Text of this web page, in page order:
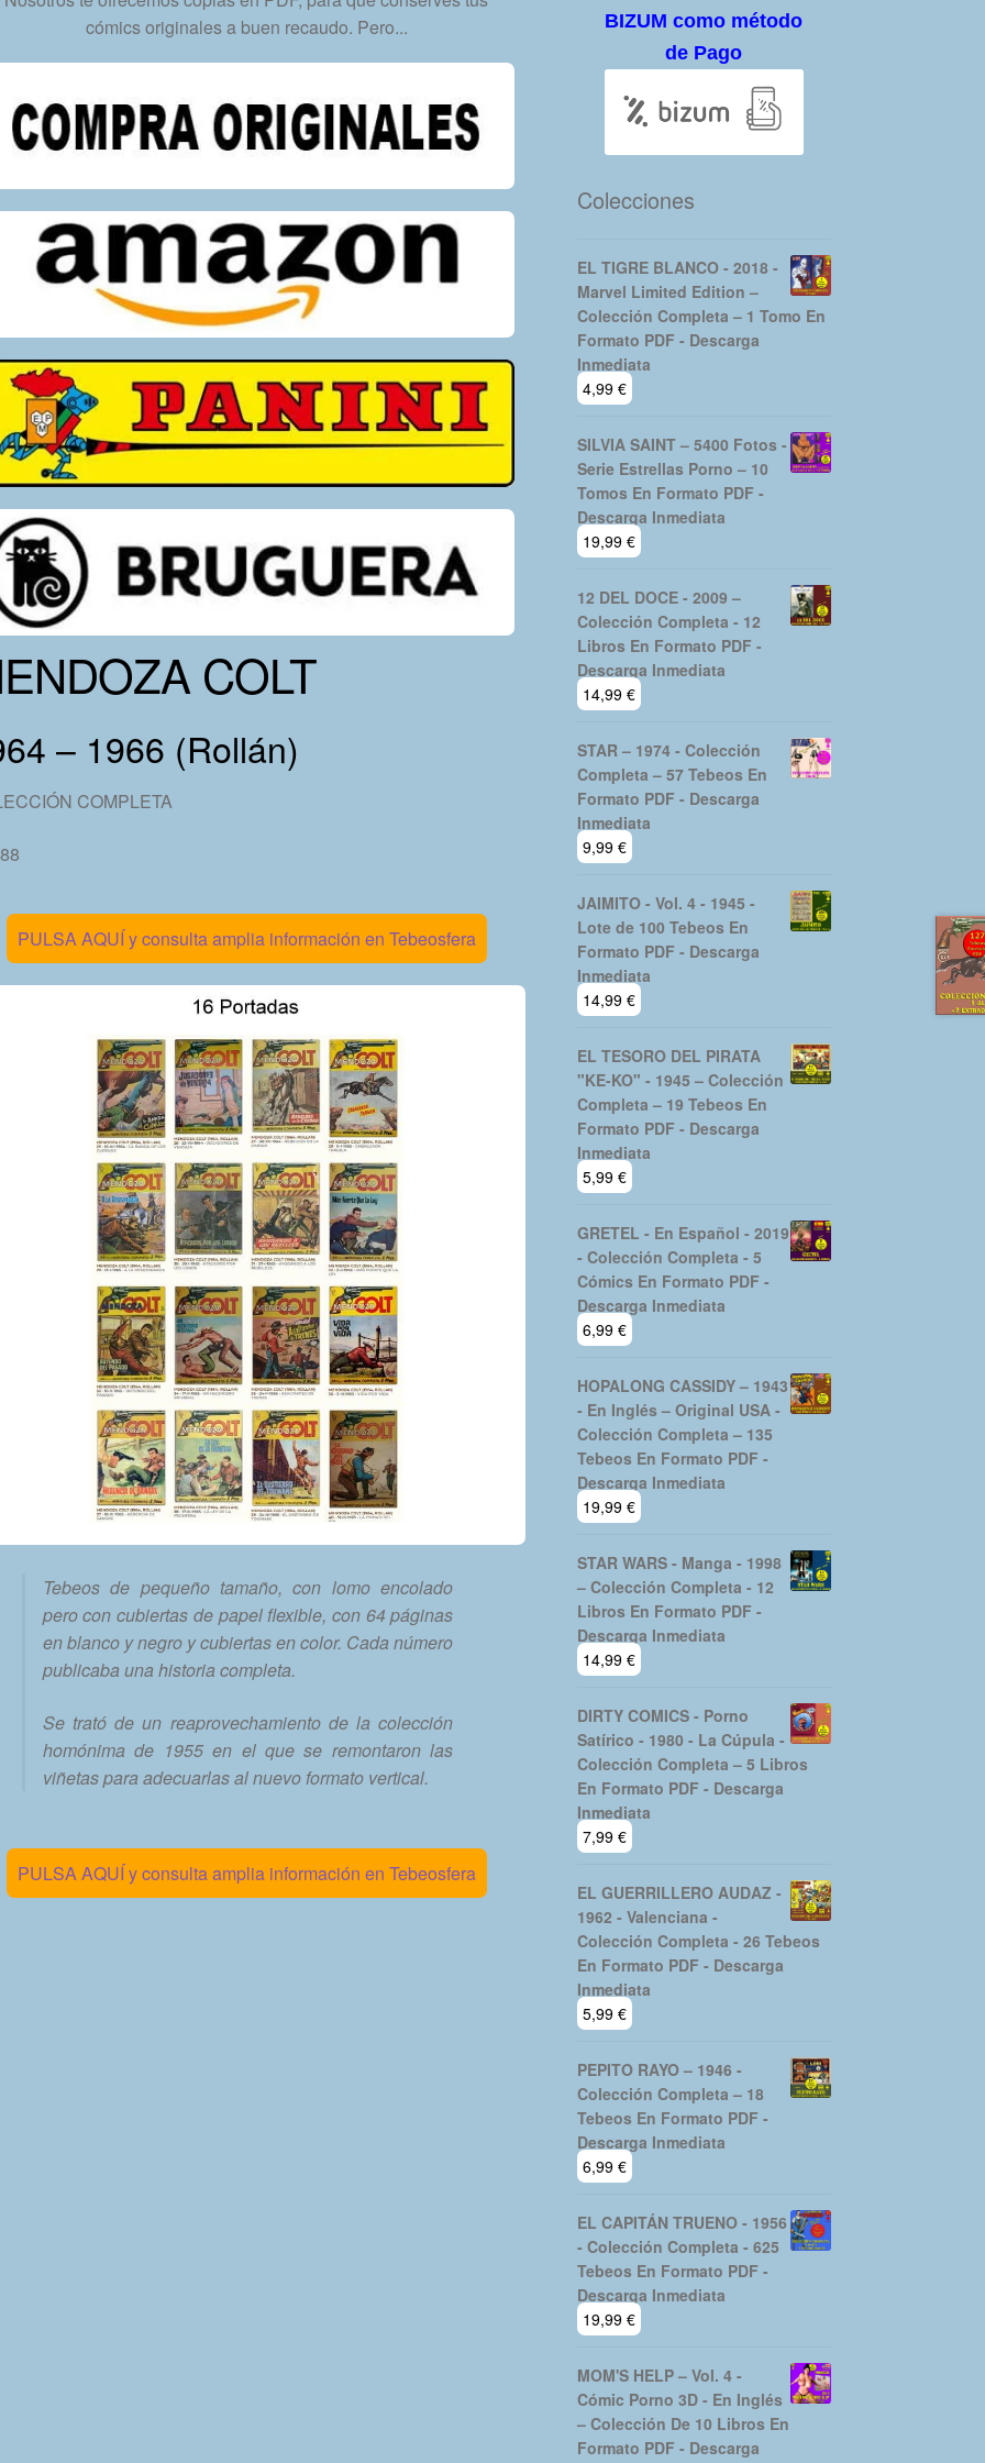
cantidad
cómics originales a buen recaudo. Pero...
COLT
– 1966 (Rollán)
COMPLETA
PULSA AQUÍ y consulta amplia información en Tebeosfera
Tebeos de pequeño tamaño, con lomo encolado
pero con cubiertas de papel flexible, con 64 páginas
en blanco y negro y cubiertas en color. Cada número
publicaba una historia completa.
Se trató de un reaprovechamiento de la colección
homónima de 1955 en el que se remontaron las
viñetas para adecuarlas al nuevo formato vertical.
PULSA AQUÍ y consulta amplia información en Tebeosfera
BIZUM como método
de Pago
Colecciones
EL TIGRE BLANCO - 2018 -
Marvel Limited Edition –
Colección Completa – 1 Tomo En
Formato PDF - Descarga
Inmediata
4,99 €
SILVIA SAINT – 5400 Fotos -
Serie Estrellas Porno – 10
Tomos En Formato PDF -
Descarga Inmediata
19,99 €
12 DEL DOCE - 2009 –
Colección Completa - 12
Libros En Formato PDF -
Descarga Inmediata
14,99 €
STAR – 1974 - Colección
Completa – 57 Tebeos En
Formato PDF - Descarga
Inmediata
9,99 €
JAIMITO - Vol. 4 - 1945 -
Lote de 100 Tebeos En
Formato PDF - Descarga
Inmediata
14,99 €
EL TESORO DEL PIRATA
"KE-KO" - 1945 – Colección
Completa – 19 Tebeos En
Formato PDF - Descarga
Inmediata
5,99 €
GRETEL - En Español - 2019
- Colección Completa - 5
Cómics En Formato PDF -
Descarga Inmediata
6,99 €
HOPALONG CASSIDY – 1943
- En Inglés – Original USA -
Colección Completa – 135
Tebeos En Formato PDF -
Descarga Inmediata
19,99 €
STAR WARS - Manga - 1998
– Colección Completa - 12
Libros En Formato PDF -
Descarga Inmediata
14,99 €
DIRTY COMICS - Porno
Satírico - 1980 - La Cúpula -
Colección Completa – 5 Libros
En Formato PDF - Descarga
Inmediata
7,99 €
EL GUERRILLERO AUDAZ -
1962 - Valenciana -
Colección Completa - 26 Tebeos
En Formato PDF - Descarga
Inmediata
5,99 €
PEPITO RAYO – 1946 -
Colección Completa – 18
Tebeos En Formato PDF -
Descarga Inmediata
6,99 €
EL CAPITÁN TRUENO - 1956
- Colección Completa - 625
Tebeos En Formato PDF -
Descarga Inmediata
19,99 €
MOM'S HELP – Vol. 4 -
Cómic Porno 3D - En Inglés
– Colección De 10 Libros En
Formato PDF - Descarga